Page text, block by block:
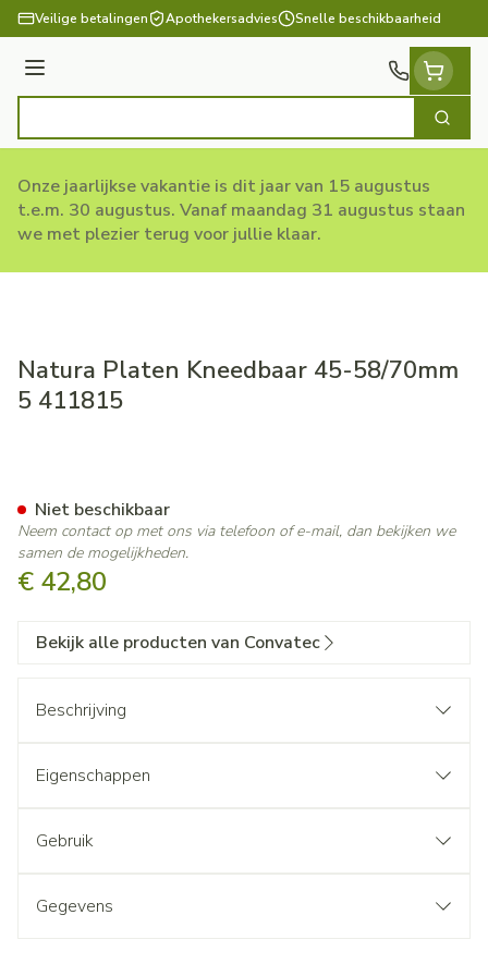
Ga naar de inhoud
Veilige betalingen Apothekersadvies Snelle beschikbaarheid
Menu
Zoek
Onze jaarlijkse vakantie is dit jaar van 15 augustus
t.e.m. 30 augustus. Vanaf maandag 31 augustus staan
we met plezier terug voor jullie klaar.
Natura Platen Kneedbaar 45-58/70mm
5 411815
€ 42,80
Niet beschikbaar
Neem contact op met ons via telefoon of e-mail, dan bekijken we
samen de mogelijkheden.
Bekijk alle producten van Convatec
Beschrijving
Eigenschappen
Gebruik
Gegevens